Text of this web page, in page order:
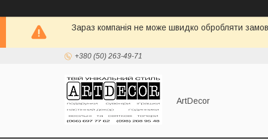
Зараз компанія не може швидко обробляти
+380 (50) 263-49-71
ArtDecor